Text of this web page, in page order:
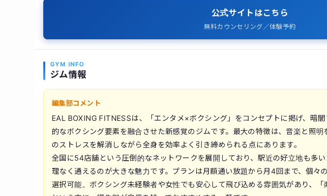
公式サイトはこちら
無料カウンセリング／体験予約
GYM INFO
ジム情報
編集部コメント
EAL BOXING FITNESSは、「エンタメ×ボクシング」をコンセプトに掲げ、暗
的なボクシング要素を融合させた新感覚のジムです。最大の特徴は、音楽と照
のストレスを解消しながら全身を効率よく引き締められる点にあります。
全国に54店舗という圧倒的なネットワークを展開しており、駅近の好立地も多
理なく通えるのが大きな魅力です。プランは月額通い放題から月4回まで、個々
選択可能。ボクシング未経験者や女性でも安心して飛び込める雰囲気があり、「